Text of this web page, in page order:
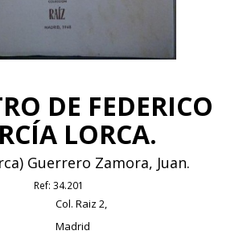
DE FEDERICO
LORCA.
Guerrero Zamora, Juan.
Ref: 34.201
Col. Raiz 2,
Madrid